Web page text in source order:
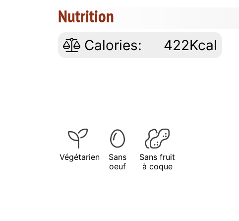
Nutrition
Calories: 422Kcal
Végétarien
Sans
oeuf
Sans fruit
à coque